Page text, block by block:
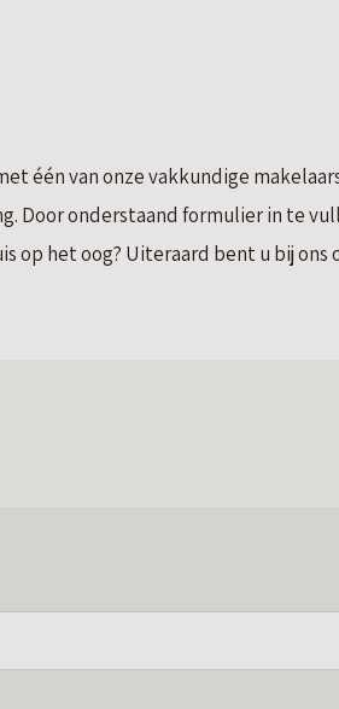
één van onze vakkundige
Door onderstaand formulier in te
op het oog? Uiteraard bent u bij ons